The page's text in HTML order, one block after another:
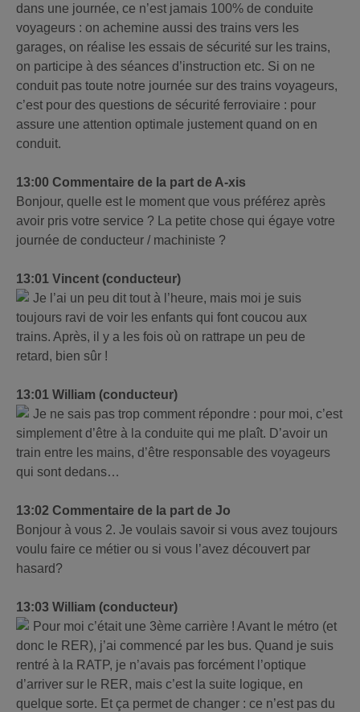
dans une journée, ce n’est jamais 100% de conduite
voyageurs : on achemine aussi des trains vers les
garages, on réalise les essais de sécurité sur les trains,
on participe à des séances d’instruction etc. Si on ne
conduit pas toute notre journée sur des trains voyageurs,
c’est pour des questions de sécurité ferroviaire : pour
assure une attention optimale justement quand on en
conduit.
13:00 Commentaire de la part de A-xis
Bonjour, quelle est le moment que vous préférez après
avoir pris votre service ? La petite chose qui égaye votre
journée de conducteur / machiniste ?
13:01 Vincent (conducteur)
Je l’ai un peu dit tout à l’heure, mais moi je suis
toujours ravi de voir les enfants qui font coucou aux
trains. Après, il y a les fois où on rattrape un peu de
retard, bien sûr !
13:01 William (conducteur)
Je ne sais pas trop comment répondre : pour moi, c’est
simplement d’être à la conduite qui me plaît. D’avoir un
train entre les mains, d’être responsable des voyageurs
qui sont dedans…
13:02 Commentaire de la part de Jo
Bonjour à vous 2. Je voulais savoir si vous avez toujours
voulu faire ce métier ou si vous l’avez découvert par
hasard?
13:03 William (conducteur)
Pour moi c’était une 3ème carrière ! Avant le métro (et
donc le RER), j’ai commencé par les bus. Quand je suis
rentré à la RATP, je n’avais pas forcément l’optique
d’arriver sur le RER, mais c’est la suite logique, en
quelque sorte. Et ça permet de changer : ce n’est pas du